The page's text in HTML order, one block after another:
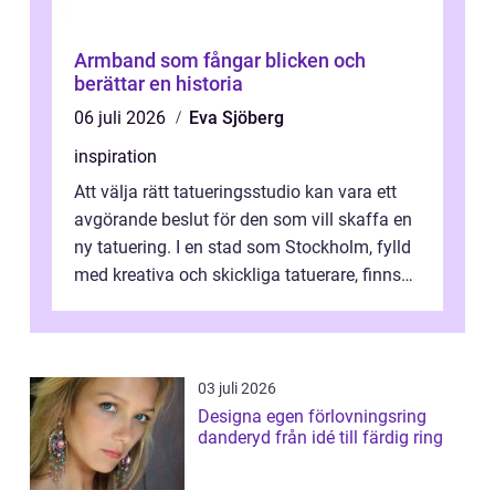
Armband som fångar blicken och
berättar en historia
06 juli 2026
Eva Sjöberg
inspiration
Att välja rätt tatueringsstudio kan vara ett
avgörande beslut för den som vill skaffa en
ny tatuering. I en stad som Stockholm, fylld
med kreativa och skickliga tatuerare, finns
03 juli 2026
Designa egen förlovningsring
danderyd från idé till färdig ring